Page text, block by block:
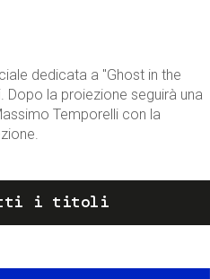
dedicata a "Ghost in the
Dopo la proiezione seguirà una
Temporelli con la
i titoli